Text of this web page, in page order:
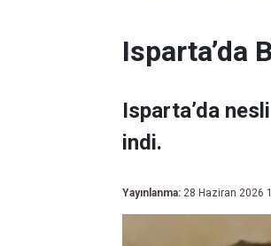
Isparta’da
Isparta’da
indi.
Yayınlanma: 28 Haziran 2026